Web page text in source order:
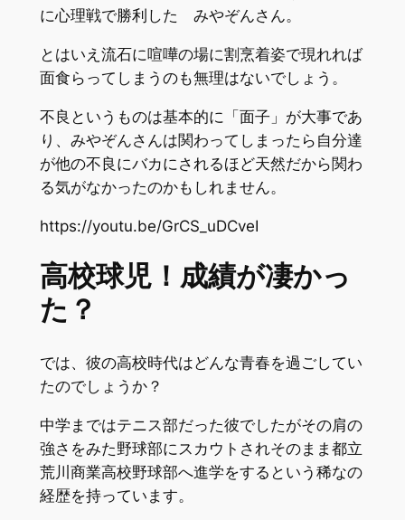
に心理戦で勝利した みやぞんさん。
とはいえ流石に喧嘩の場に割烹着姿で現れれば
面食らってしまうのも無理はないでしょう。
不良というものは基本的に「面子」が大事であ
り、みやぞんさんは関わってしまったら自分達
が他の不良にバカにされるほど天然だから関わ
る気がなかったのかもしれません。
https://youtu.be/GrCS_uDCveI
高校球児！成績が凄かっ
た？
では、彼の高校時代はどんな青春を過ごしてい
たのでしょうか？
中学まではテニス部だった彼でしたがその肩の
強さをみた野球部にスカウトされそのまま都立
荒川商業高校野球部へ進学をするという稀なの
経歴を持っています。